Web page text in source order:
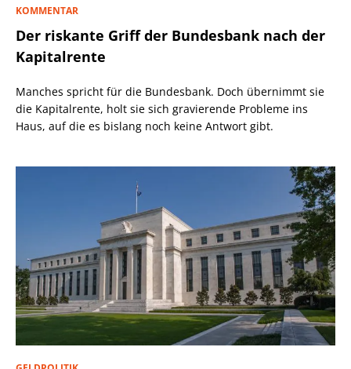
KOMMENTAR
Der riskante Griff der Bundesbank nach der
Kapitalrente
Manches spricht für die Bundesbank. Doch übernimmt sie
die Kapitalrente, holt sie sich gravierende Probleme ins
Haus, auf die es bislang noch keine Antwort gibt.